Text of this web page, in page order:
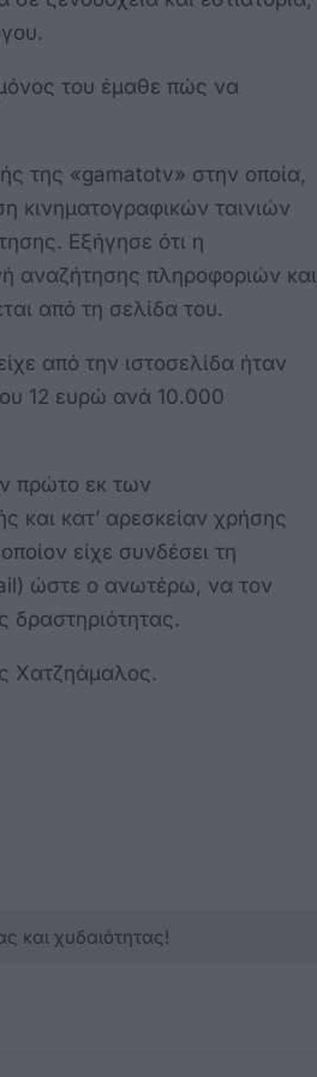
μόνος του έμαθε πώς να
της «gamatotv» στην οποία,
κινηματογραφικών ταινιών
Εξήγησε ότι η
αναζήτησης πληροφοριών και
από τη σελίδα του.
από την ιστοσελίδα ήταν
12 ευρώ ανά 10.000
πρώτο εκ των
και κατ’ αρεσκείαν χρήσης
είχε συνδέσει τη
ώστε ο ανωτέρω, να τον
δραστηριότητας.
Χατζηάμαλος.
και χυδαιότητας!